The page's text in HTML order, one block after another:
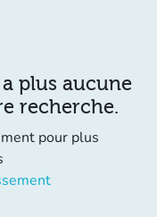
plus aucune
recherche.
pour plus